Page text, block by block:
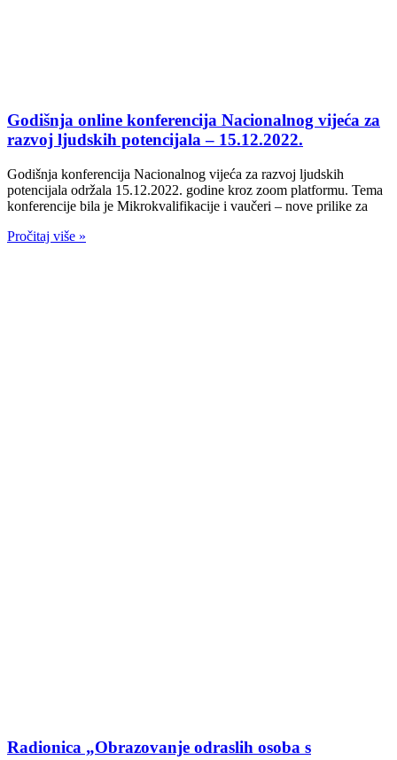
Godišnja online konferencija Nacionalnog vijeća za
razvoj ljudskih potencijala – 15.12.2022.
Godišnja konferencija Nacionalnog vijeća za razvoj ljudskih
potencijala održala 15.12.2022. godine kroz zoom platformu. Tema
konferencije bila je Mikrokvalifikacije i vaučeri – nove prilike za
Pročitaj više »
Radionica „Obrazovanje odraslih osoba s